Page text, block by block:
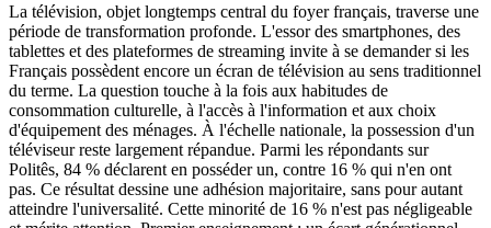
La télévision, objet longtemps central du foyer français, traverse une
période de transformation profonde. L'essor des smartphones, des
tablettes et des plateformes de streaming invite à se demander si les
Français possèdent encore un écran de télévision au sens traditionnel
du terme. La question touche à la fois aux habitudes de
consommation culturelle, à l'accès à l'information et aux choix
d'équipement des ménages. À l'échelle nationale, la possession d'un
téléviseur reste largement répandue. Parmi les répondants sur
Politês, 84 % déclarent en posséder un, contre 16 % qui n'en ont
pas. Ce résultat dessine une adhésion majoritaire, sans pour autant
atteindre l'universalité. Cette minorité de 16 % n'est pas négligeable